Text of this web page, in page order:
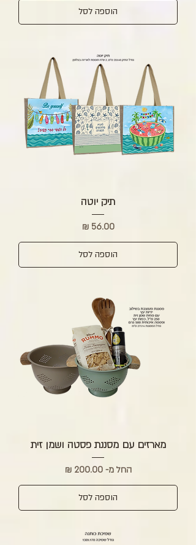
הוספה לסל
תיק יוטה
מחיר‏56.00 ‏₪
הוספה לסל
מארזים עם מסננת פסטה ושמן זית
החל מ-
‏200.00 ‏₪
מחיר מבצע
הוספה לסל